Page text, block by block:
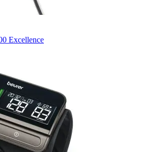
Excellence